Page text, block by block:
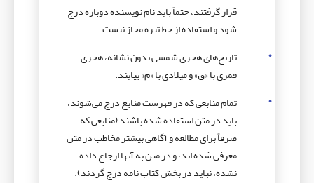
قرار گرفتند، حتماً باید نام نویسنده دوباره درج
شود و استفاده از خط تیره مجاز نیست.
تاریخ‌های هجری شمسی بدون نشانه، هجری
قمری با «ق» و میلادی با «م» بیایند.
تمام منابعی که در فهرست منابع درج می‌شوند،
باید در متن استفاده شده باشند (منابعی که
صرفاً برای مطالعه و آگاهی بیشتر مخاطب در متن
معرفی شده اند، و در متن به آنها ارجاع داده
نشده، نباید در بخش کتاب نامه درج گردند).